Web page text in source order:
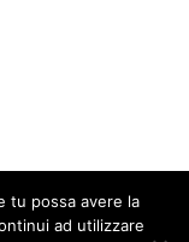
tu possa avere la
ad utilizzare